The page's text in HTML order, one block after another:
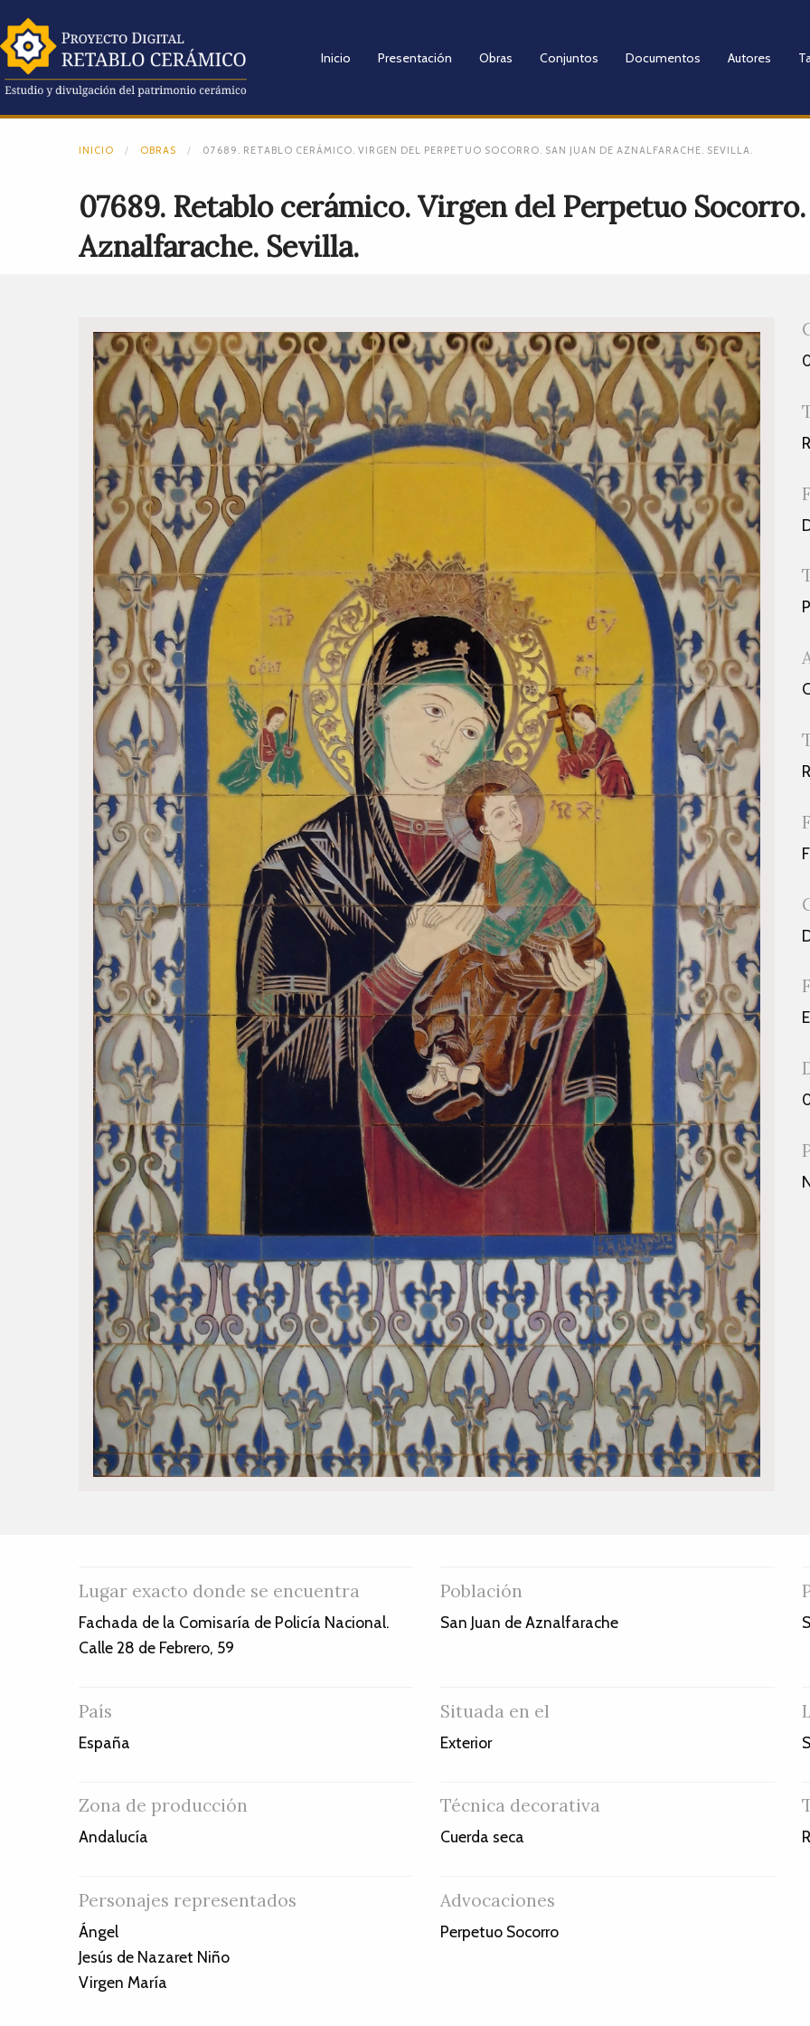
Inicio Presentación Obras Conjuntos Documentos Autores
INICIO OBRAS 07689. RETABLO CERÁMICO. VIRGEN DEL PERPETUO SOCORRO. SAN JUAN DE AZNALFARACHE. SEVILLA.
07689. Retablo cerámico. Virgen del Perpetuo Socorro.
Aznalfarache. Sevilla.
Lugar exacto donde se encuentra
Fachada de la Comisaría de Policía Nacional.
Calle 28 de Febrero, 59
Población
San Juan de Aznalfarache
País
España
Situada en el
Exterior
Zona de producción
Andalucía
Técnica decorativa
Cuerda seca
Personajes representados
Ángel
Jesús de Nazaret Niño
Virgen María
Advocaciones
Perpetuo Socorro